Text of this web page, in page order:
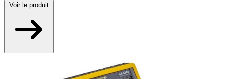
Voir le produit